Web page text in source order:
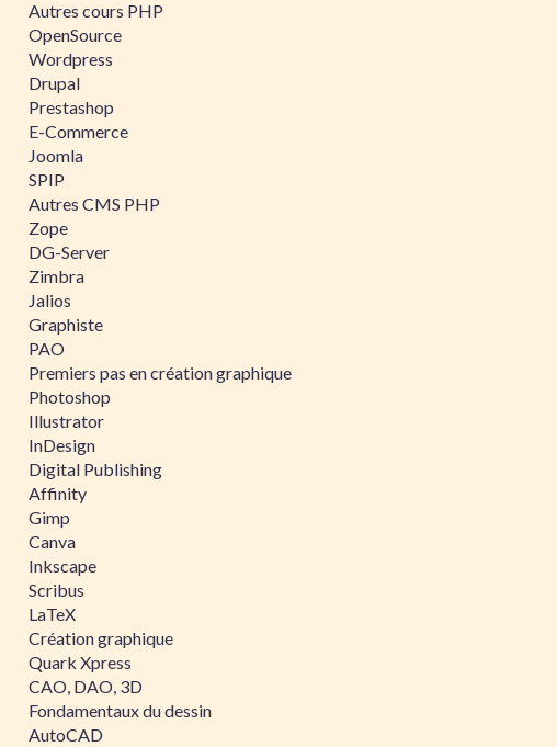
Autres cours PHP
OpenSource
Wordpress
Drupal
Prestashop
E-Commerce
Joomla
SPIP
Autres CMS PHP
Zope
DG-Server
Zimbra
Jalios
Graphiste
PAO
Premiers pas en création graphique
Photoshop
Illustrator
InDesign
Digital Publishing
Affinity
Gimp
Canva
Inkscape
Scribus
LaTeX
Création graphique
Quark Xpress
CAO, DAO, 3D
Fondamentaux du dessin
AutoCAD